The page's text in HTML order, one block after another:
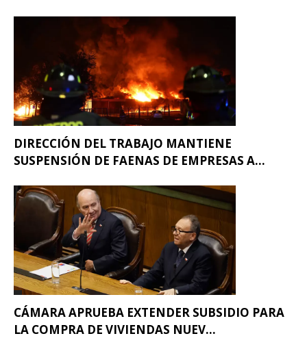
DIRECCIÓN DEL TRABAJO MANTIENE
SUSPENSIÓN DE FAENAS DE EMPRESAS A...
CÁMARA APRUEBA EXTENDER SUBSIDIO PARA
LA COMPRA DE VIVIENDAS NUEV...